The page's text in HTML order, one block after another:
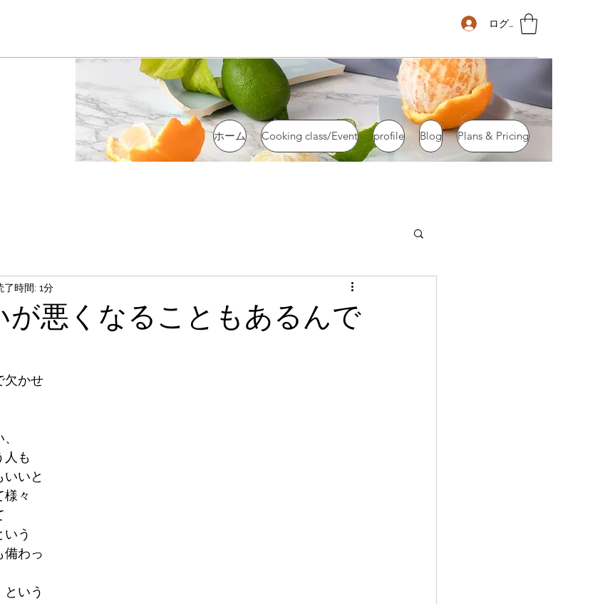
ログイン
ホーム Cooking class/Event profile Blog Plans & Pricing
が悪くなることもあるんで
了時間: 1分
欠かせ
人も
いと
々
いう
備わっ
という